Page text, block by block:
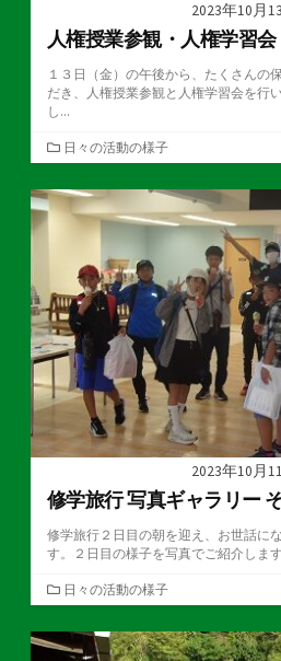
2023年10月
人権授業参観・人権学習会
１３日（金）の午後から、たくさんの
だき、人権授業参観と人権学習会を行
し...
カ
テ
ゴ
リ
日々の活動の様子
2023年10月
修学旅行 写真ギャラリー
修学旅行２日目の朝を迎え、お世話に
す。２日目の様子を写真でご紹介しま
カ
テ
ゴ
リ
日々の活動の様子